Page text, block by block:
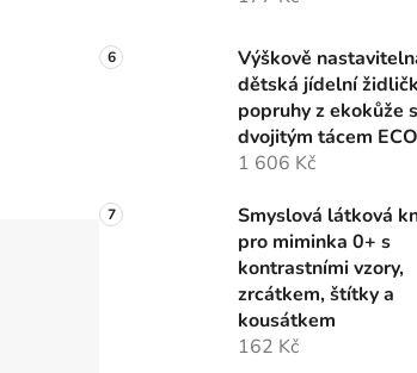
Výškově
dětská jídelní
popruhy z ekokůže s
dvojitým tácem
1 606 Kč
Smyslová látková
pro miminka 0+ s
kontrastními vzory,
zrcátkem, štítky a
kousátkem
162 Kč